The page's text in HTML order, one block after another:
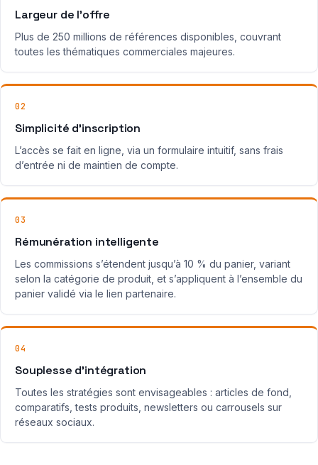
Largeur de l’offre
Plus de 250 millions de références disponibles, couvrant
toutes les thématiques commerciales majeures.
02
Simplicité d’inscription
L’accès se fait en ligne, via un formulaire intuitif, sans frais
d’entrée ni de maintien de compte.
03
Rémunération intelligente
Les commissions s’étendent jusqu’à 10 % du panier, variant
selon la catégorie de produit, et s’appliquent à l’ensemble du
panier validé via le lien partenaire.
04
Souplesse d’intégration
Toutes les stratégies sont envisageables : articles de fond,
comparatifs, tests produits, newsletters ou carrousels sur
réseaux sociaux.